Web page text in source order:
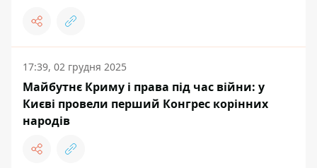
17:39, 02 грудня 2025
Майбутнє Криму і права під час війни: у
Києві провели перший Конгрес корінних
народів